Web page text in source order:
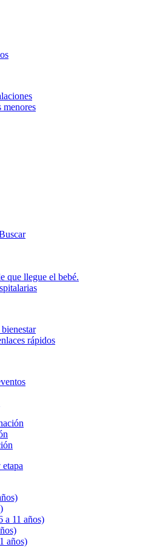
menores
que llegue el bebé.
rápidos
a 11 años)
años)